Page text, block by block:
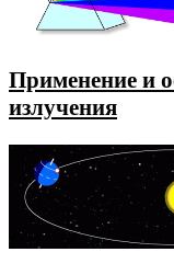
Применение и
излучения